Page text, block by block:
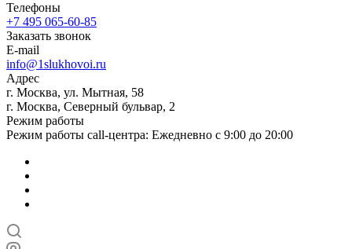
Телефоны
+7 495 065-60-85
Заказать звонок
E-mail
info@1slukhovoi.ru
Адрес
г. Москва, ул. Мытная, 58
г. Москва, Северный бульвар, 2
Режим работы
Режим работы call-центра: Ежедневно с 9:00 до 20:00